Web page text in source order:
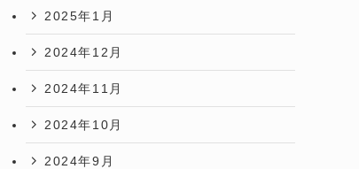
2025年1月
2024年12月
2024年11月
2024年10月
2024年9月